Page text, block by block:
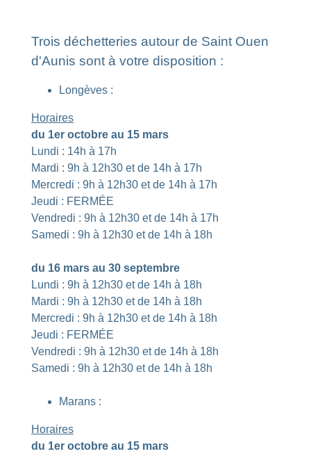
Trois déchetteries autour de Saint Ouen
d'Aunis sont à votre disposition :
Longèves :
Horaires
du 1er octobre au 15 mars
Lundi : 14h à 17h
Mardi : 9h à 12h30 et de 14h à 17h
Mercredi : 9h à 12h30 et de 14h à 17h
Jeudi : FERMÉE
Vendredi : 9h à 12h30 et de 14h à 17h
Samedi : 9h à 12h30 et de 14h à 18h
du 16 mars au 30 septembre
Lundi : 9h à 12h30 et de 14h à 18h
Mardi : 9h à 12h30 et de 14h à 18h
Mercredi : 9h à 12h30 et de 14h à 18h
Jeudi : FERMÉE
Vendredi : 9h à 12h30 et de 14h à 18h
Samedi : 9h à 12h30 et de 14h à 18h
Marans :
Horaires
du 1er octobre au 15 mars